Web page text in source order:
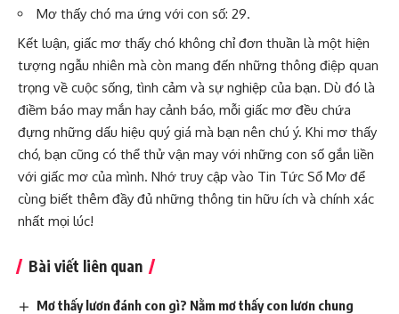
Mơ thấy chó ma ứng với con số: 29.
Kết luận, giấc mơ thấy chó không chỉ đơn thuần là một hiện
tượng ngẫu nhiên mà còn mang đến những thông điệp quan
trọng về cuộc sống, tình cảm và sự nghiệp của bạn. Dù đó là
điềm báo may mắn hay cảnh báo, mỗi giấc mơ đều chứa
đựng những dấu hiệu quý giá mà bạn nên chú ý. Khi mơ thấy
chó, bạn cũng có thể thử vận may với những con số gắn liền
với giấc mơ của mình. Nhớ truy cập vào Tin Tức Sổ Mơ để
cùng biết thêm đầy đủ những thông tin hữu ích và chính xác
nhất mọi lúc!
Bài viết liên quan
Mơ thấy lươn đánh con gì? Nằm mơ thấy con lươn chung